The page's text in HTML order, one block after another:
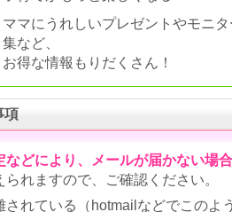
ママにうれしいプレゼントやモニタ
集など、
お得な情報もりだくさん！
項
どにより、メールが届かない場合
れますので、ご確認ください。
れている（hotmailなどでこのよ